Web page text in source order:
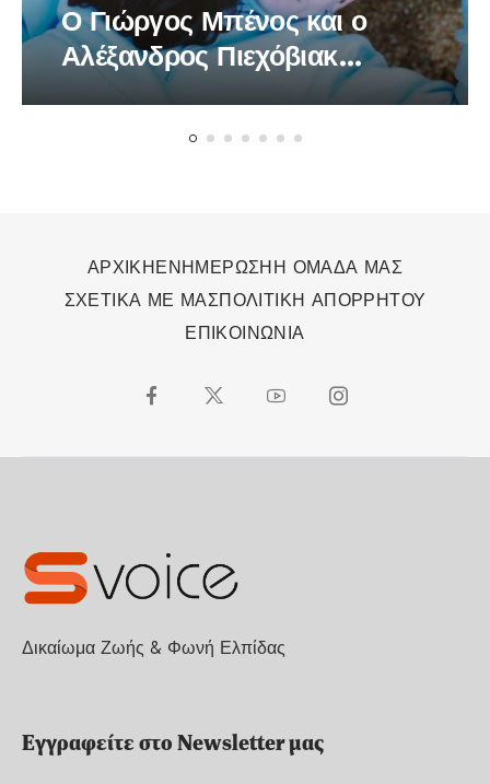
Ο Γιώργος Μπένος και ο
Αλέξανδρος Πιεχόβιακ
πρωταγωνιστές στο
πολυβραβευμένο έργο
ΑΡΧΙΚΗΕΝΗΜΕΡΩΣΗΗ ΟΜΑΔΑ ΜΑΣ
ΣΧΕΤΙΚΑ ΜΕ ΜΑΣΠΟΛΙΤΙΚΗ ΑΠΟΡΡΗΤΟΥ
ΕΠΙΚΟΙΝΩΝΙΑ
Δικαίωμα Ζωής & Φωνή Ελπίδας
Εγγραφείτε στο Newsletter μας